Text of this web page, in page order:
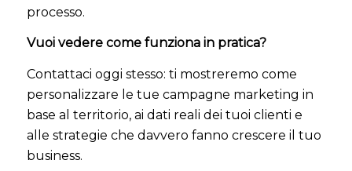
processo.
Vuoi vedere come funziona in pratica?
Contattaci oggi stesso: ti mostreremo come
personalizzare le tue campagne marketing in
base al territorio, ai dati reali dei tuoi clienti e
alle strategie che davvero fanno crescere il tuo
business.